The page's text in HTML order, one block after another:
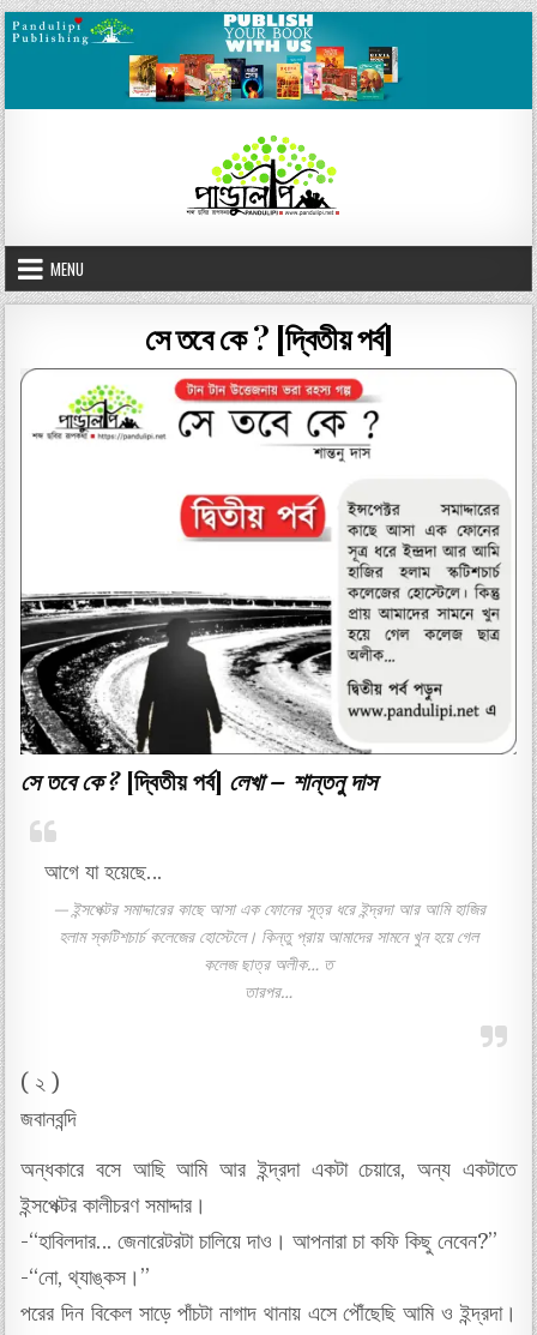
Skip
to
content
MENU
সে তবে কে ? [দ্বিতীয় পর্ব]
সে তবে কে ?[দ্বিতীয় পর্ব] লেখা – শান্তনু দাস
আগে যা হয়েছে…
ইন্সপেক্টর সমাদ্দারের কাছে আসা এক ফোনের সূত্র ধরে ইন্দ্রদা আর আমি হাজির
হলাম স্কটিশচার্চ কলেজের হোস্টেলে। কিন্তু প্রায় আমাদের সামনে খুন হয়ে গেল
কলেজ ছাত্র অলীক… ত
তারপর…
( ২ )
জবানবন্দি
অন্ধকারে বসে আছি আমি আর ইন্দ্রদা একটা চেয়ারে, অন্য একটাতে
ইন্সপেক্টর কালীচরণ সমাদ্দার।
-“হাবিলদার… জেনারেটরটা চালিয়ে দাও। আপনারা চা কফি কিছু নেবেন?”
-“নো, থ্যাঙ্কস।”
পরের দিন বিকেল সাড়ে পাঁচটা নাগাদ থানায় এসে পৌঁছেছি আমি ও ইন্দ্রদা।